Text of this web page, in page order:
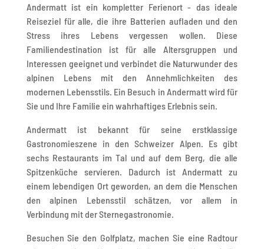
Andermatt ist ein kompletter Ferienort - das ideale
Reiseziel für alle, die ihre Batterien aufladen und den
Stress ihres Lebens vergessen wollen. Diese
Familiendestination ist für alle Altersgruppen und
Interessen geeignet und verbindet die Naturwunder des
alpinen Lebens mit den Annehmlichkeiten des
modernen Lebensstils. Ein Besuch in Andermatt wird für
Sie und Ihre Familie ein wahrhaftiges Erlebnis sein.
Andermatt ist bekannt für seine erstklassige
Gastronomieszene in den Schweizer Alpen. Es gibt
sechs Restaurants im Tal und auf dem Berg, die alle
Spitzenküche servieren. Dadurch ist Andermatt zu
einem lebendigen Ort geworden, an dem die Menschen
den alpinen Lebensstil schätzen, vor allem in
Verbindung mit der Sternegastronomie.
Besuchen Sie den Golfplatz, machen Sie eine Radtour